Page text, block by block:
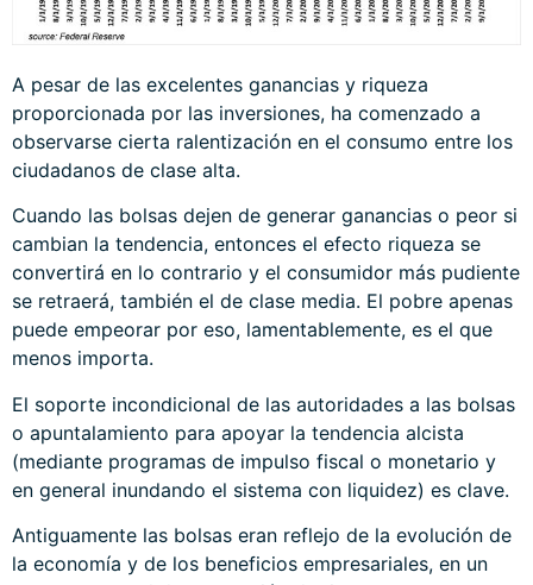
A pesar de las excelentes ganancias y riqueza
proporcionada por las inversiones, ha comenzado a
observarse cierta ralentización en el consumo entre los
ciudadanos de clase alta.
Cuando las bolsas dejen de generar ganancias o peor si
cambian la tendencia, entonces el efecto riqueza se
convertirá en lo contrario y el consumidor más pudiente
se retraerá, también el de clase media. El pobre apenas
puede empeorar por eso, lamentablemente, es el que
menos importa.
El soporte incondicional de las autoridades a las bolsas
o apuntalamiento para apoyar la tendencia alcista
(mediante programas de impulso fiscal o monetario y
en general inundando el sistema con liquidez) es clave.
Antiguamente las bolsas eran reflejo de la evolución de
la economía y de los beneficios empresariales, en un